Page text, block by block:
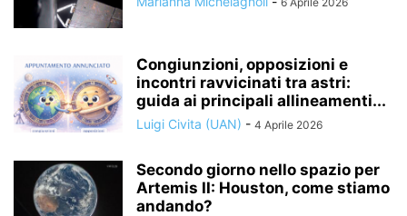
Congiunzioni, opposizioni e
incontri ravvicinati tra astri:
guida ai principali allineamenti...
Luigi Civita (UAN) - 4 Aprile 2026
Secondo giorno nello spazio per
Artemis II: Houston, come stiamo
andando?